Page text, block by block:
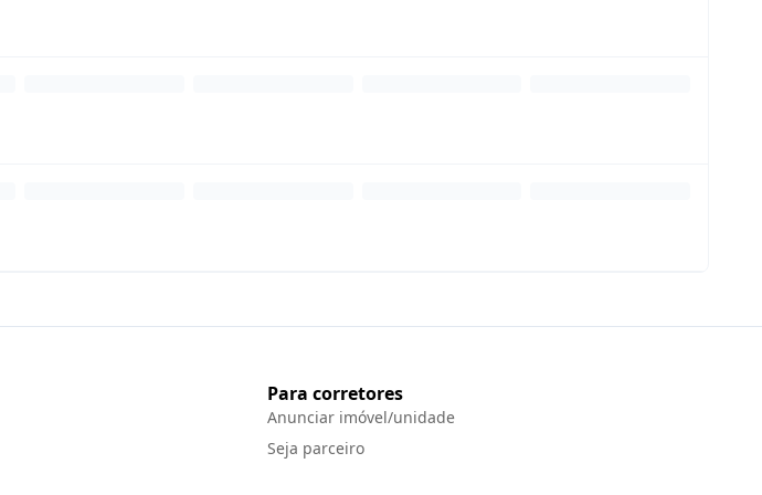
Para corretores
Anunciar imóvel/unidade
Seja parceiro